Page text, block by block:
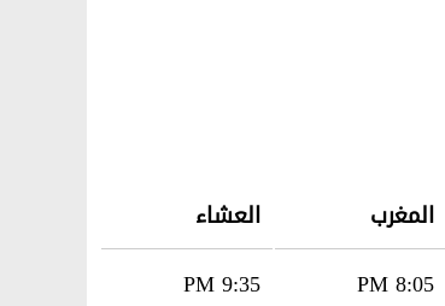
المغرب
العشاء
8:05 PM
9:35 PM